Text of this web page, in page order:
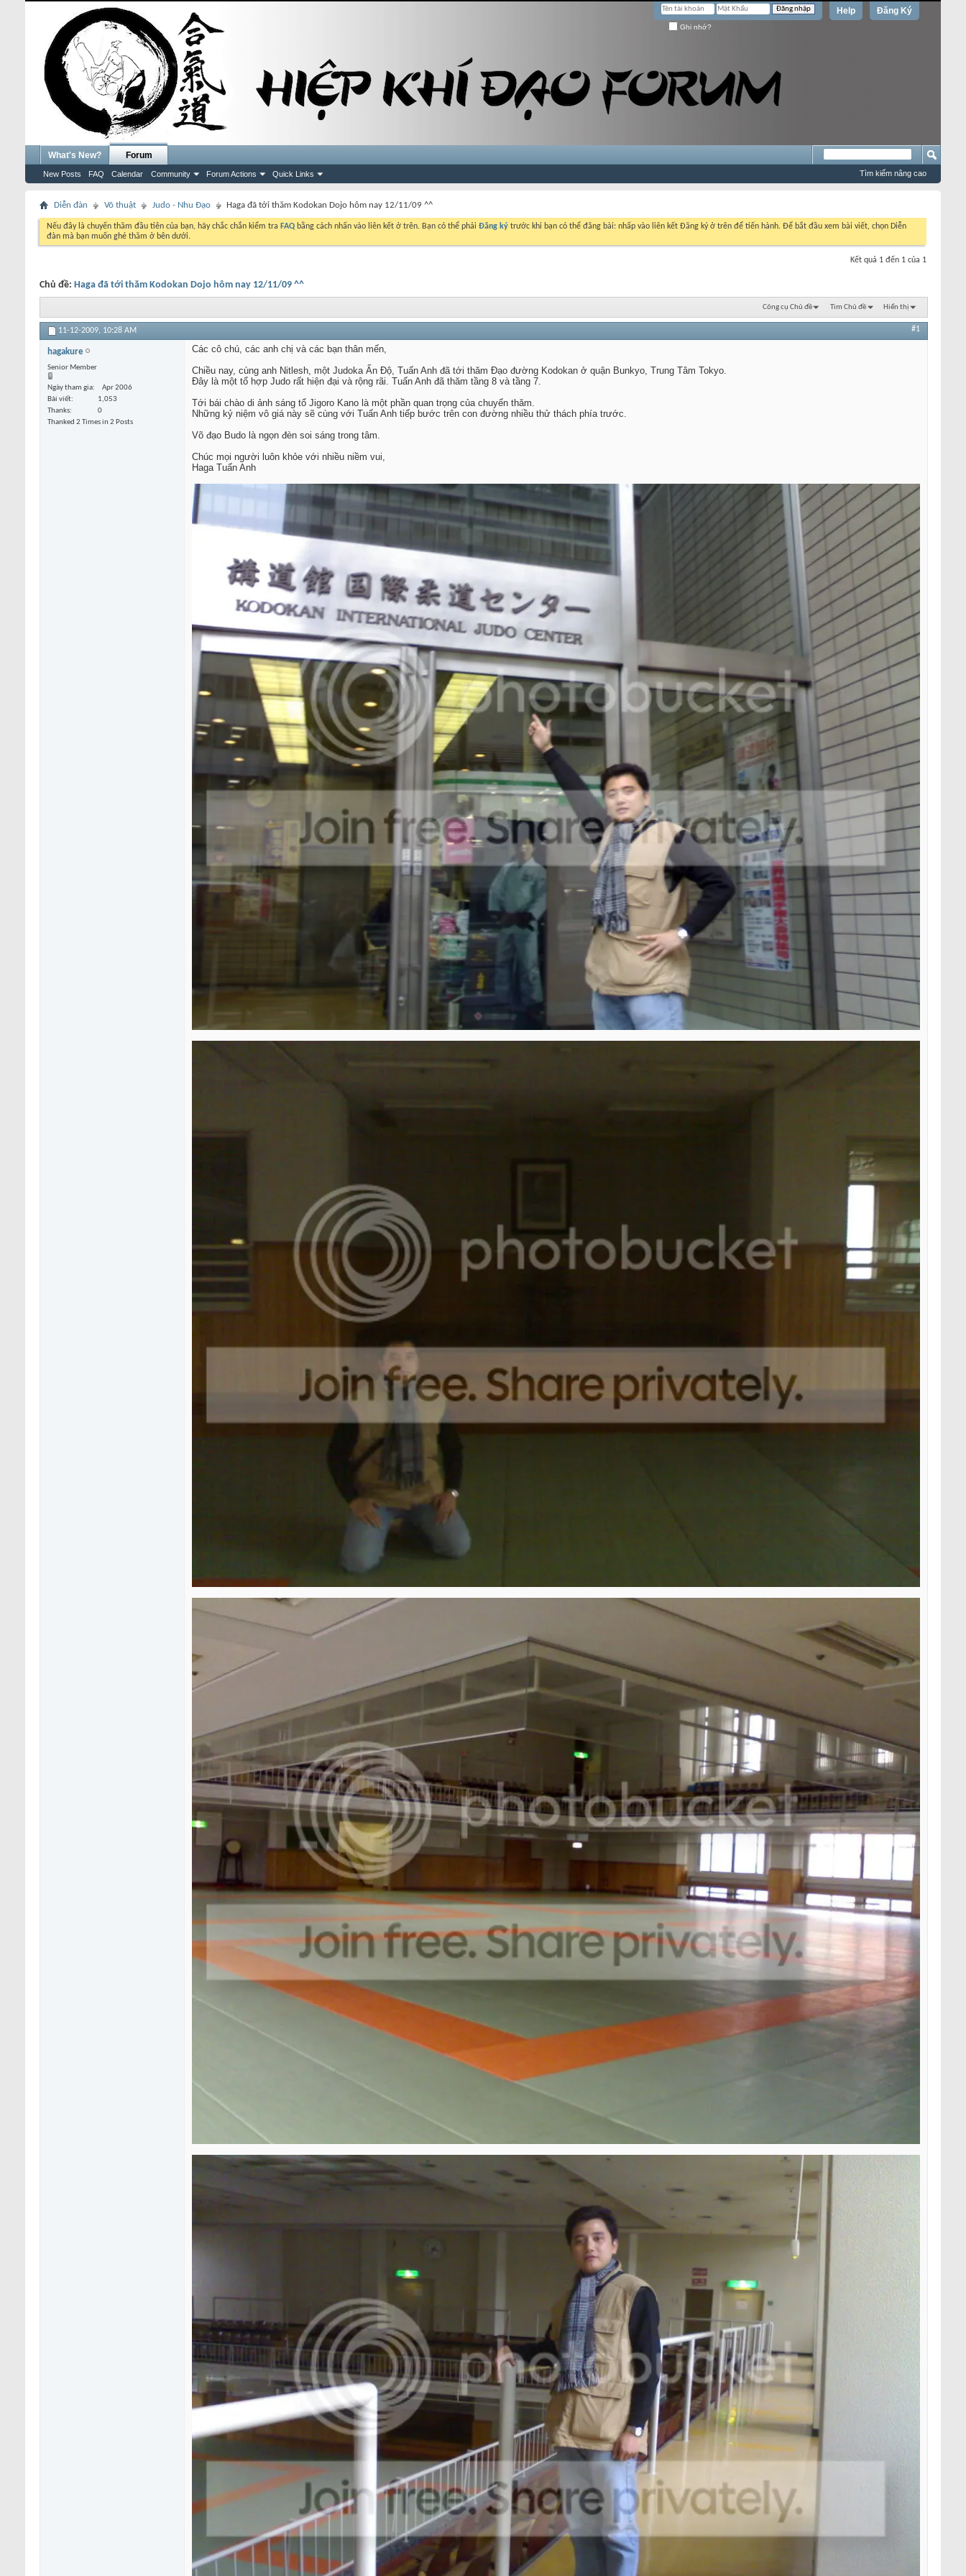
Đăng Ký
Help
Ghi nhớ?
What's New? Forum
New Posts FAQ Calendar Community Forum Actions Quick Links Tìm kiếm nâng cao
Diễn đàn Võ thuật Judo - Nhu Đạo Haga đã tới thăm Kodokan Dojo hôm nay 12/11/09 ^^
Nếu đây là chuyến thăm đầu tiên của bạn, hãy chắc chắn kiểm tra FAQ bằng cách nhấn vào liên kết ở trên. Bạn có thể phải Đăng ký trước khi bạn có thể đăng bài: nhấp vào liên kết Đăng ký ở trên để tiến hành. Để bắt đầu xem bài viết, chọn Diễn
đàn mà bạn muốn ghé thăm ở bên dưới.
Kết quả 1 đến 1 của 1
Chủ đề: Haga đã tới thăm Kodokan Dojo hôm nay 12/11/09 ^^
Công cụ Chủ đề Tìm Chủ đề Hiển thị
11-12-2009, 10:28 AM #1
hagakure
Senior Member
Ngày tham gia
Apr 2006
Bài viết
1,053
Thanks
0
Thanked 2 Times in 2 Posts
Các cô chú, các anh chị và các bạn thân mến,
Chiều nay, cùng anh Nitlesh, một Judoka Ấn Độ, Tuấn Anh đã tới thăm Đạo đường Kodokan ở quận Bunkyo, Trung Tâm Tokyo.
Đây là một tổ hợp Judo rất hiện đại và rộng rãi. Tuấn Anh đã thăm tầng 8 và tầng 7.
Tới bái chào di ảnh sáng tổ Jigoro Kano là một phần quan trọng của chuyến thăm.
Những kỷ niệm vô giá này sẽ cùng với Tuấn Anh tiếp bước trên con đường nhiều thử thách phía trước.
Võ đạo Budo là ngọn đèn soi sáng trong tâm.
Chúc mọi người luôn khỏe với nhiều niềm vui,
Haga Tuấn Anh